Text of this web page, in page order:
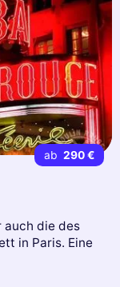
ab 290 €
auch die des
in Paris. Eine